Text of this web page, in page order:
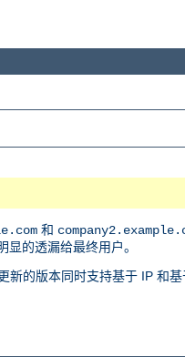
和
的透漏给最终用户。
的版本同时支持基于 IP 和